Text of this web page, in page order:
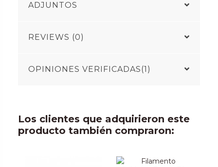
ADJUNTOS
REVIEWS (0)
OPINIONES VERIFICADAS(1)
Los clientes que adquirieron este
producto también compraron: